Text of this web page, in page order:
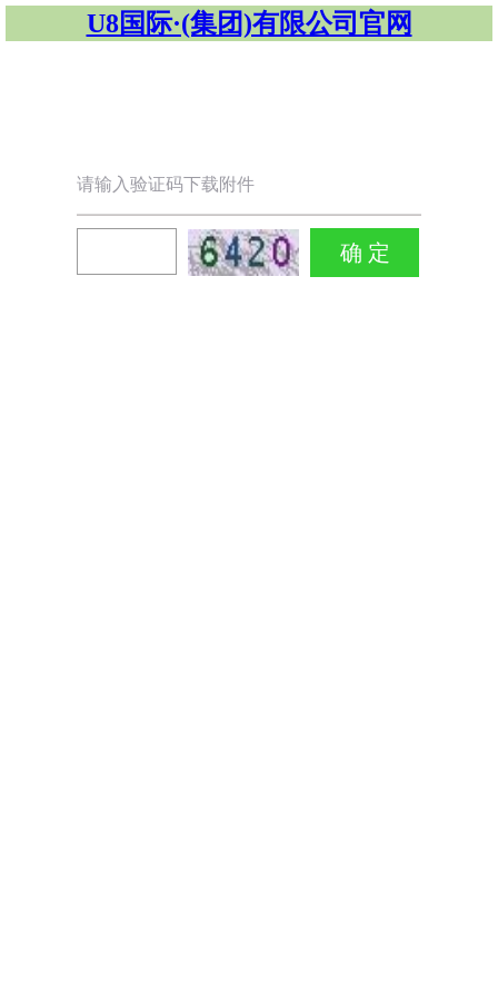
U8国际·(集团)有限公司官网
请输入验证码下载附件